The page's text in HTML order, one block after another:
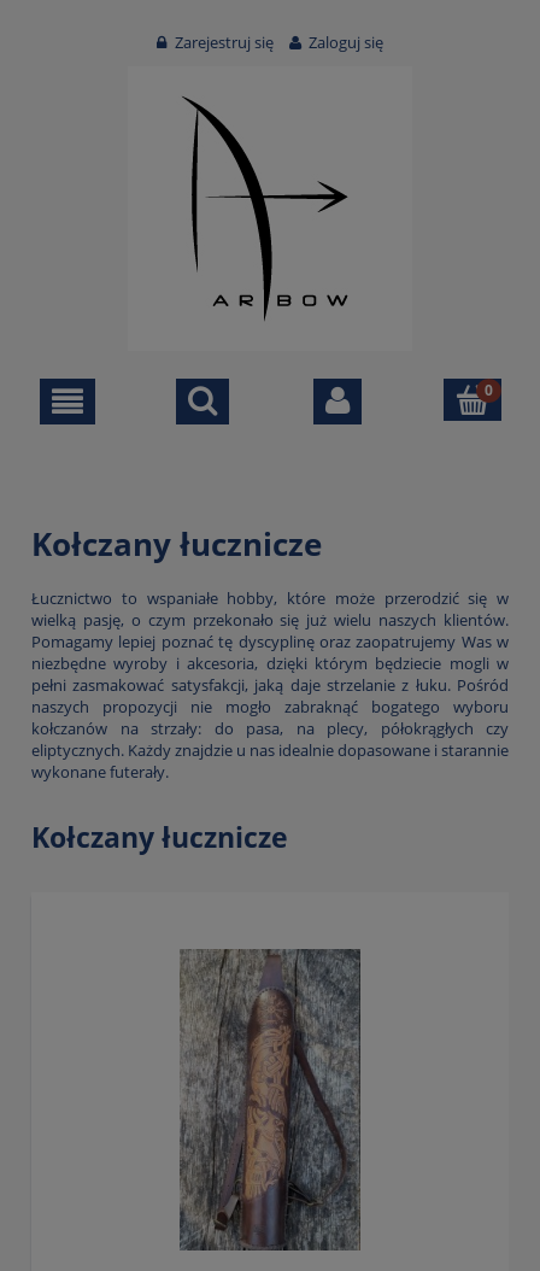
Zarejestruj się Zaloguj się
Kołczany łucznicze
Łucznictwo to wspaniałe hobby, które może przerodzić się w
wielką pasję, o czym przekonało się już wielu naszych klientów.
Pomagamy lepiej poznać tę dyscyplinę oraz zaopatrujemy Was w
niezbędne wyroby i akcesoria, dzięki którym będziecie mogli w
pełni zasmakować satysfakcji, jaką daje strzelanie z łuku. Pośród
naszych propozycji nie mogło zabraknąć bogatego wyboru
kołczanów na strzały: do pasa, na plecy, półokrągłych czy
eliptycznych. Każdy znajdzie u nas idealnie dopasowane i starannie
wykonane futerały.
Kołczany łucznicze